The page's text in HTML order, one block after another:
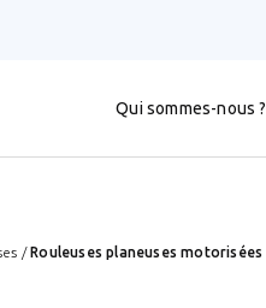
Qui sommes-nous ?
/Rouleuses planeuses motorisées